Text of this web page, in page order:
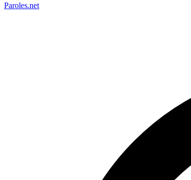
Paroles.net